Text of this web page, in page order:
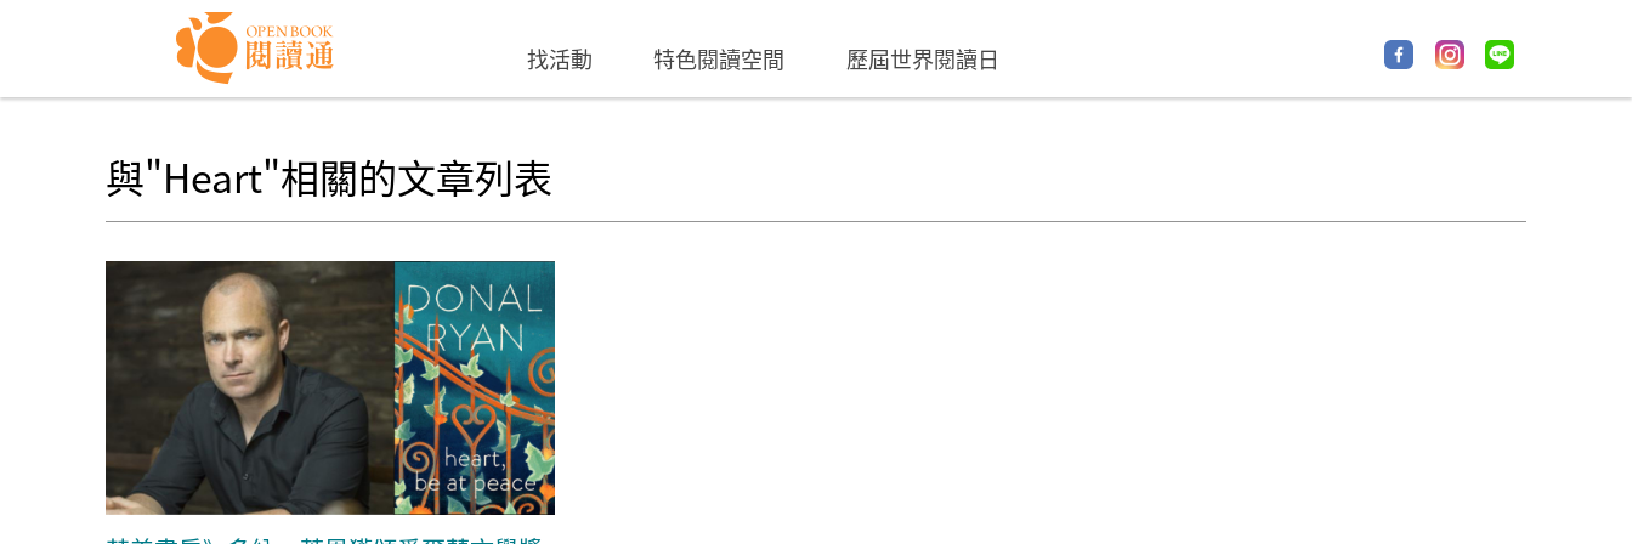
找活動 特色閱讀空間 歷屆世界閱讀日
與"Heart"相關的文章列表